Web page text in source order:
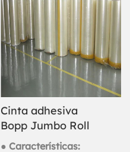
Cinta adhesiva
Bopp Jumbo Roll
● Características: